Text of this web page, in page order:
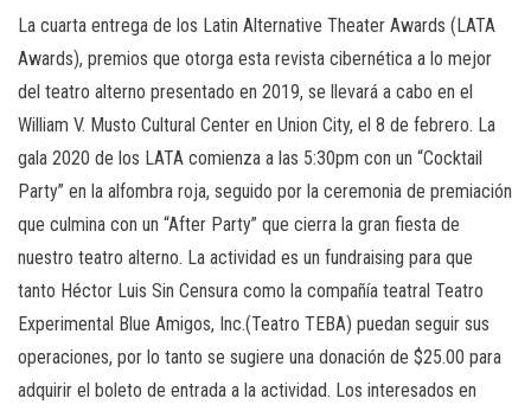
La cuarta entrega de los Latin Alternative Theater Awards (LATA
Awards), premios que otorga esta revista cibernética a lo mejor
del teatro alterno presentado en 2019, se llevará a cabo en el
William V. Musto Cultural Center en Union City, el 8 de febrero. La
gala 2020 de los LATA comienza a las 5:30pm con un “Cocktail
Party” en la alfombra roja, seguido por la ceremonia de premiación
que culmina con un “After Party” que cierra la gran fiesta de
nuestro teatro alterno. La actividad es un fundraising para que
tanto Héctor Luis Sin Censura como la compañía teatral Teatro
Experimental Blue Amigos, Inc.(Teatro TEBA) puedan seguir sus
operaciones, por lo tanto se sugiere una donación de $25.00 para
adquirir el boleto de entrada a la actividad. Los interesados en